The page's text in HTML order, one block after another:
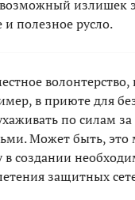
излишек
и полезное русло.
в приюте для
по силам за
Может быть, это
создании
защитных